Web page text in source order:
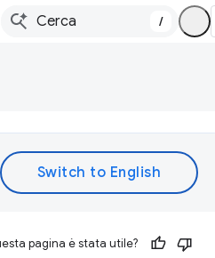
/
pagina è stata utile?